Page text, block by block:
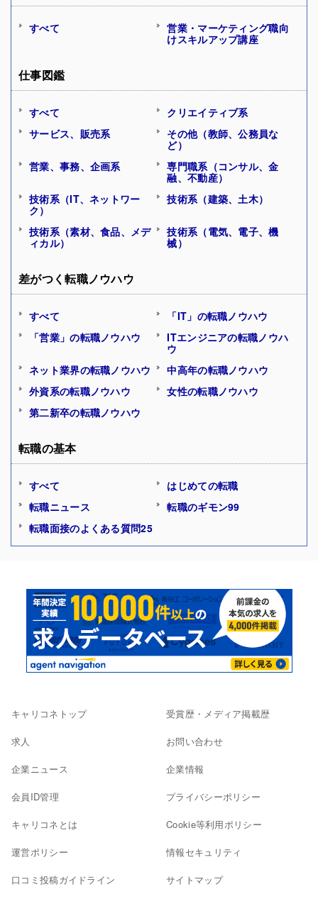
すべて
営業・マーケティング職向
けスキルアップ講座
仕事図鑑
すべて
クリエイティブ系
サービス、販売系
その他（教師、公務員な
ど）
営業、事務、企画系
専門職系（コンサル、金
融、不動産）
技術系（IT、ネットワー
ク）
技術系（建築、土木）
技術系（素材、食品、メデ
ィカル）
技術系（電気、電子、機
械）
差がつく転職ノウハウ
すべて
「IT」の転職ノウハウ
「営業」の転職ノウハウ
ITエンジニアの転職ノウハ
ウ
ネット業界の転職ノウハウ
中高年の転職ノウハウ
外資系の転職ノウハウ
女性の転職ノウハウ
第二新卒の転職ノウハウ
転職の基本
すべて
はじめての転職
転職ニュース
転職のギモン99
転職面接のよくある質問25
キャリコネトップ
求人
企業ニュース
会員ID管理
キャリコネとは
運営ポリシー
口コミ投稿ガイドライン
受賞歴・メディア掲載歴
お問い合わせ
企業情報
プライバシーポリシー
Cookie等利用ポリシー
情報セキュリティ
サイトマップ